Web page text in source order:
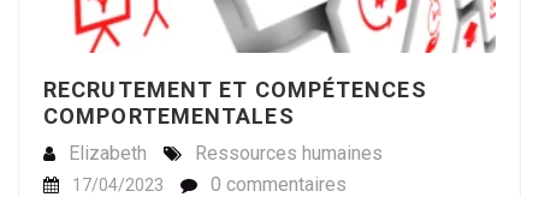
RECRUTEMENT ET COMPÉTENCES
COMPORTEMENTALES
Elizabeth Ressources humaines
17/04/2023 0 commentaires